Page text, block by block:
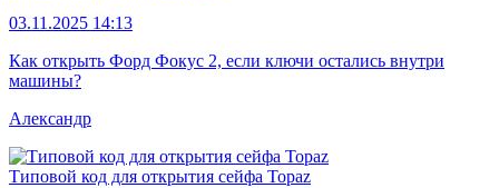
03.11.2025 14:13
Как открыть Форд Фокус 2, если ключи остались внутри
машины?
Александр
Типовой код для открытия сейфа Topaz